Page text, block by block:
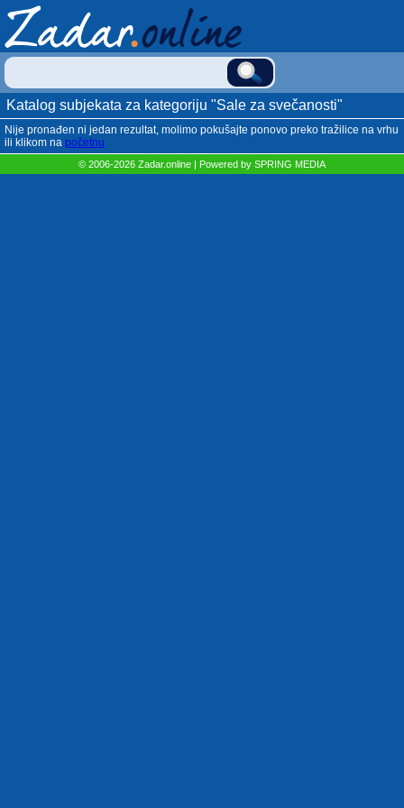
Katalog subjekata za kategoriju "Sale za svečanosti"
Nije pronađen ni jedan rezultat, molimo pokušajte ponovo preko tražilice na vrhu
ili klikom na početnu
© 2006-2026 Zadar.online | Powered by SPRING MEDIA